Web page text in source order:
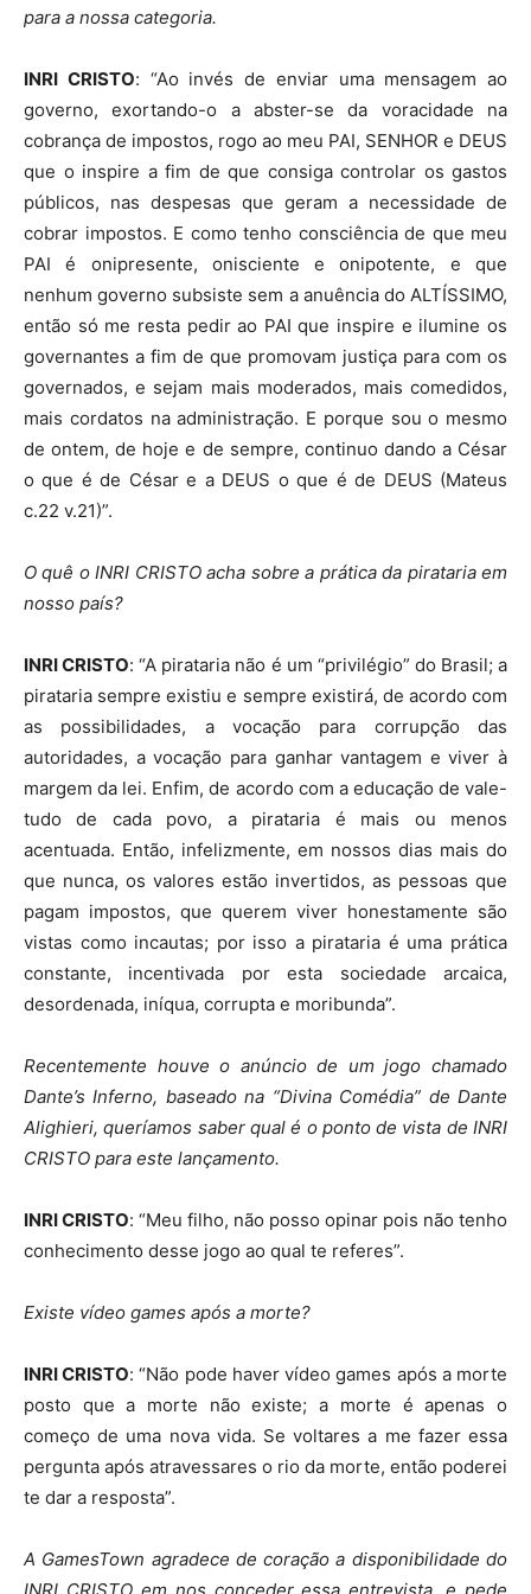
para a nossa categoria.
INRI CRISTO: “Ao invés de enviar uma mensagem ao
governo, exortando-o a abster-se da voracidade na
cobrança de impostos, rogo ao meu PAI, SENHOR e DEUS
que o inspire a fim de que consiga controlar os gastos
públicos, nas despesas que geram a necessidade de
cobrar impostos. E como tenho consciência de que meu
PAI é onipresente, onisciente e onipotente, e que
nenhum governo subsiste sem a anuência do ALTÍSSIMO,
então só me resta pedir ao PAI que inspire e ilumine os
governantes a fim de que promovam justiça para com os
governados, e sejam mais moderados, mais comedidos,
mais cordatos na administração. E porque sou o mesmo
de ontem, de hoje e de sempre, continuo dando a César
o que é de César e a DEUS o que é de DEUS (Mateus
c.22 v.21)”.
O quê o INRI CRISTO acha sobre a prática da pirataria em
nosso país?
INRI CRISTO: “A pirataria não é um “privilégio” do Brasil; a
pirataria sempre existiu e sempre existirá, de acordo com
as possibilidades, a vocação para corrupção das
autoridades, a vocação para ganhar vantagem e viver à
margem da lei. Enfim, de acordo com a educação de vale-
tudo de cada povo, a pirataria é mais ou menos
acentuada. Então, infelizmente, em nossos dias mais do
que nunca, os valores estão invertidos, as pessoas que
pagam impostos, que querem viver honestamente são
vistas como incautas; por isso a pirataria é uma prática
constante, incentivada por esta sociedade arcaica,
desordenada, iníqua, corrupta e moribunda”.
Recentemente houve o anúncio de um jogo chamado
Dante’s Inferno, baseado na “Divina Comédia” de Dante
Alighieri, queríamos saber qual é o ponto de vista de INRI
CRISTO para este lançamento.
INRI CRISTO: “Meu filho, não posso opinar pois não tenho
conhecimento desse jogo ao qual te referes”.
Existe vídeo games após a morte?
INRI CRISTO: “Não pode haver vídeo games após a morte
posto que a morte não existe; a morte é apenas o
começo de uma nova vida. Se voltares a me fazer essa
pergunta após atravessares o rio da morte, então poderei
te dar a resposta”.
A GamesTown agradece de coração a disponibilidade do